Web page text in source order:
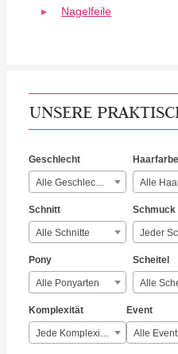
Nagelfeile
UNSERE
Geschlecht
Alle Geschlechter
Haarfarbe
Alle
Schnitt
Alle Schnitte
Schmuck
Jeder
Pony
Alle Ponyarten
Scheitel
Komplexität
Jede Komplexität
Event
Alle